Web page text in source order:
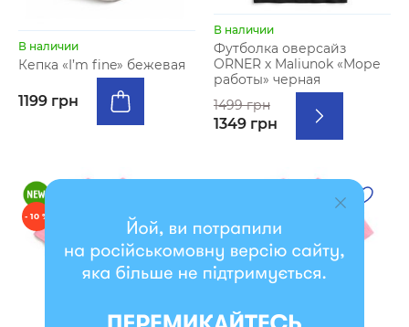
В наличии
Кепка «I’m fine» бежевая
1199 грн
В наличии
Футболка оверсайз
ORNER х Maliunok «Море
работы» черная
1499 грн
1349 грн
- 10 %